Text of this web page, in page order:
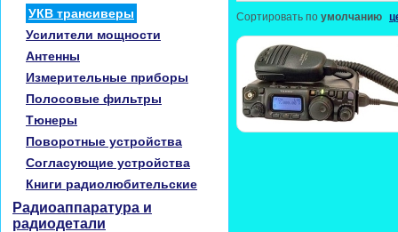
УКВ трансиверы
Усилители мощности
Антенны
Измерительные приборы
Полосовые фильтры
Тюнеры
Поворотные устройства
Согласующие устройства
Книги радиолюбительские
Радиоаппаратура и
радиодетали
Сортировать по умолчанию